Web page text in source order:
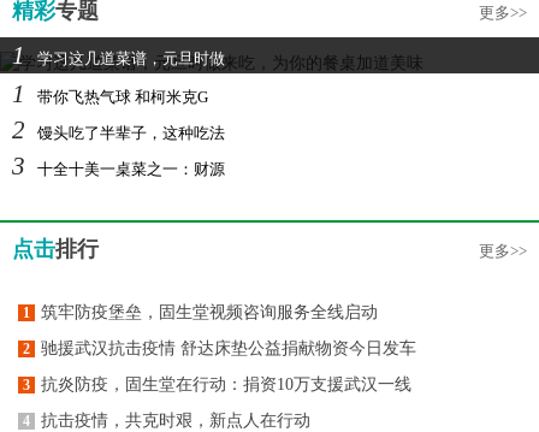
精彩专题 更多>>
1 学习这几道菜谱，元旦时做
1 带你飞热气球 和柯米克G
2 馒头吃了半辈子，这种吃法
3 十全十美一桌菜之一：财源
点击排行 更多>>
1 筑牢防疫堡垒，固生堂视频咨询服务全线启动
2 驰援武汉抗击疫情 舒达床垫公益捐献物资今日发车
3 抗炎防疫，固生堂在行动：捐资10万支援武汉一线
4 抗击疫情，共克时艰，新点人在行动